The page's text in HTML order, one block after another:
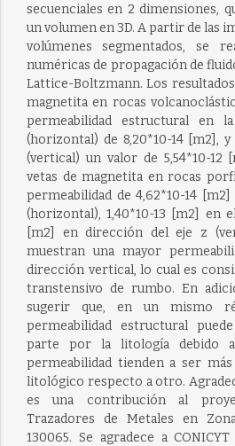
secuenciales en 2 dimensiones,
un volumen en 3D. A partir de las
volúmenes segmentados, se
numéricas de propagación de
Lattice-Boltzmann. Los
magnetita en rocas
permeabilidad estructural en
(horizontal) de 8,20*10-14 [m2],
(vertical) un valor de 5,54*10-12
vetas de magnetita en rocas
permeabilidad de 4,62*10-14
(horizontal), 1,40*10-13 [m2] en
[m2] en dirección del eje z
muestran una mayor
dirección vertical, lo cual es
transtensivo de rumbo. En
sugerir que, en un mismo
permeabilidad estructural
parte por la litología debido
permeabilidad tienden a ser
litológico respecto a otro.
es una contribución al
Trazadores de Metales en
130065. Se agradece a